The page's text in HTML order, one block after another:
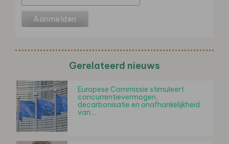
Gerelateerd nieuws
Europese Commissie stimuleert
concurrentievermogen,
decarbonisatie en onafhankelijkheid
van…